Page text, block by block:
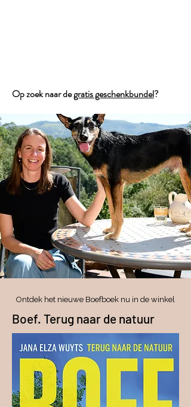
Op zoek naar degratis geschenkbundel?
Ontdek het nieuwe Boefboek nu in de winkel
Boef. Terug naar de natuur